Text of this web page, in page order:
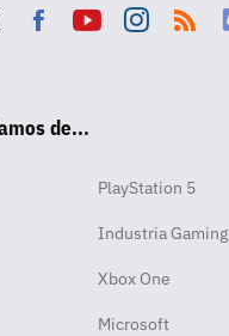
ok de...
PlayStation 5
Industria Gaming
Xbox One
Microsoft